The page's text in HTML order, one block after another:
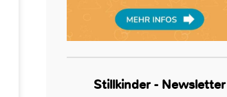
Stillkinder - Newsletter